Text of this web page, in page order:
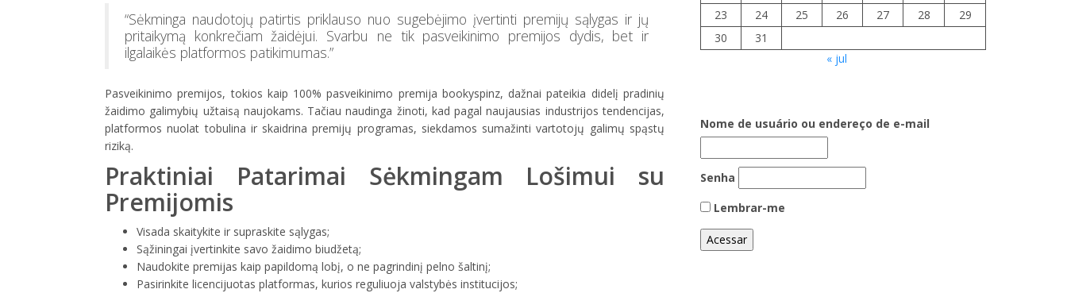
“Sėkminga naudotojų patirtis priklauso nuo sugebėjimo įvertinti premijų sąlygas ir jų
pritaikymą konkrečiam žaidėjui. Svarbu ne tik pasveikinimo premijos dydis, bet ir
ilgalaikės platformos patikimumas.”
Pasveikinimo premijos, tokios kaip 100% pasveikinimo premija bookyspinz, dažnai pateikia didelį pradinių
žaidimo galimybių užtaisą naujokams. Tačiau naudinga žinoti, kad pagal naujausias industrijos tendencijas,
platformos nuolat tobulina ir skaidrina premijų programas, siekdamos sumažinti vartotojų galimų spąstų
riziką.
Praktiniai Patarimai Sėkmingam Lošimui su
Premijomis
Visada skaitykite ir supraskite sąlygas;
Sąžiningai įvertinkite savo žaidimo biudžetą;
Naudokite premijas kaip papildomą lobį, o ne pagrindinį pelno šaltinį;
Pasirinkite licencijuotas platformas, kurios reguliuoja valstybės institucijos;
23
24 25 26 27 28
29
30
31
« jul
Nome de usuário ou endereço de e-mail
Senha
Lembrar-me